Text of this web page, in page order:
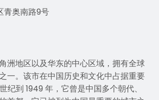
青奥南路9号
洲地区以及华东的中心区域，拥有全球
一。该市在中国历史和文化中占据重要
纪到 1949 年，它曾是中国多个朝代、